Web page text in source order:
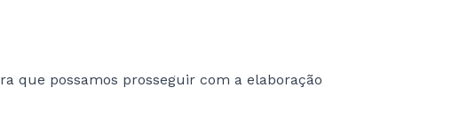
que possamos prosseguir com a elaboração